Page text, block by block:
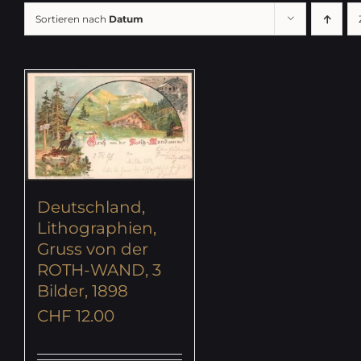
Sortieren nach Datum
Deutschland,
Lithographien,
Gruss von der
ROTH-WAND, 3
Bilder, 1898
CHF 12.00